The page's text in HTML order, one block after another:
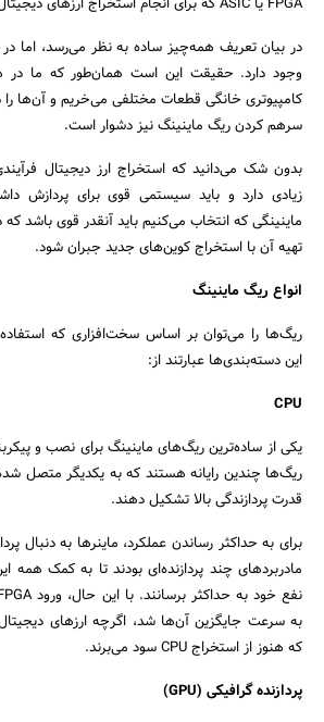
در بیان تعریف همه‌چیز ساده به نظر می‌رسد، اما
وجود دارد. حقیقت این است همان‌طور که ما
کامپیوتری خانگی قطعات مختلفی می‌خریم و آن‌ها را
سرهم کردن ریگ ماینینگ نیز دشوار است.
بدون شک می‌دانید که استخراج ارز دیجیتال
زیادی دارد و باید سیستمی قوی برای پردازش
ماینینگی که انتخاب می‌کنیم باید آنقدر قوی باشد
تهیه آن با استخراج کوین‌های جدید جبران شود.
انواع ریگ ماینینگ
ریگ‌ها را می‌توان بر اساس سخت‌افزاری که
این دسته‌بندی‌ها عبارتند از:
CPU
ریگ‌ها چندین رایانه هستند که به یکدیگر متصل
قدرت پردازندگی بالا تشکیل دهند.
برای به حداکثر رساندن عملکرد، ماینرها به دنبال
مادربردهای چند پردازنده‌ای بودند تا به کمک همه
به سرعت جایگزین آن‌ها شد، اگرچه ارزهای دیجیتال
که هنوز از استخراج CPU سود می‌برند.
پردازنده گرافیکی (GPU)